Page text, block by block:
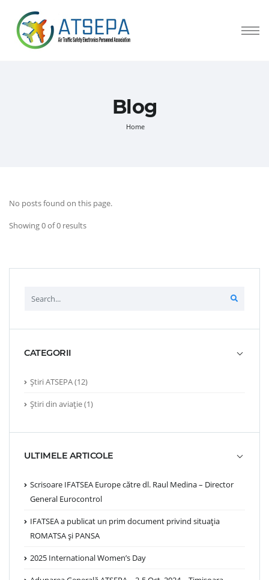
Blog
Home
CATEGORII
Știri ATSEPA(12)
Știri din aviație(1)
ULTIMELE ARTICOLE
Scrisoare IFATSEA Europe către dl. Raul Medina – Director
General Eurocontrol
IFATSEA a publicat un prim document privind situația
ROMATSA și PANSA
2025 International Women’s Day
No posts found on this page.
Showing 0 of 0 results